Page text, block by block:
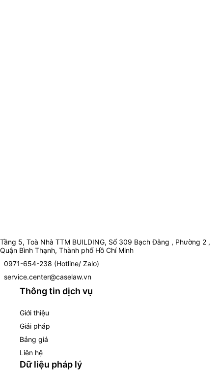
Tầng 5, Toà Nhà TTM BUILDING, Số 309 Bạch Đằng , Phường 2 ,
Quận Bình Thạnh, Thành phố Hồ Chí Minh
0971-654-238 (Hotline/ Zalo)
service.center@caselaw.vn
Thông tin dịch vụ
Giới thiệu
Giải pháp
Bảng giá
Liên hệ
Dữ liệu pháp lý